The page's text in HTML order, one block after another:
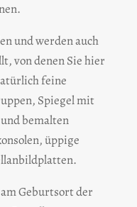
und werden auch
von denen Sie hier
feine
Spiegel mit
bemalten
üppige
Geburtsort der